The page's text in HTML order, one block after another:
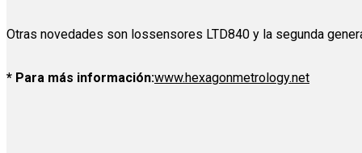
Otras novedades son lossensores LTD840 y la segunda
* Para más información:www.hexagonmetrology.net